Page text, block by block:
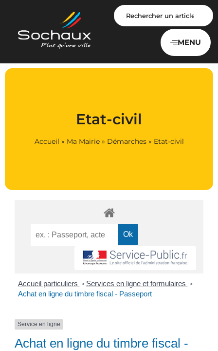
MENU
Etat-civil
Accueil » Ma Mairie» Démarches» Etat-civil
Accueil particuliers > Services en ligne et formulaires >
Achat en ligne du timbre fiscal - Passeport
Service en ligne
Achat en ligne du timbre fiscal -
Panneau de gestion des cookies